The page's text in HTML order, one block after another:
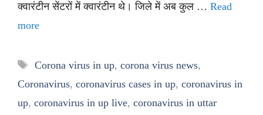
क्वारंटीन सेंटरों में क्वारंटीन थे। जिले में अब कुल … Read
more
Tags
Corona virus in up, corona virus news,
Coronavirus, coronavirus cases in up, coronavirus in
up, coronavirus in up live, coronavirus in uttar